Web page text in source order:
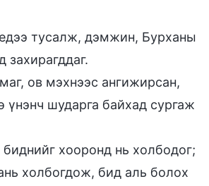
тусалж, дэмжин, Бурханы
захирагддаг.
ов мэхнээс ангижирсан,
үнэнч шударга байхад сургаж
хооронд нь холбодог;
холбогдож, бид аль болох